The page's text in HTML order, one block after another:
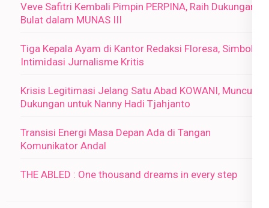
Veve Safitri Kembali Pimpin PERPINA, Raih Dukungan
Bulat dalam MUNAS III
Tiga Kepala Ayam di Kantor Redaksi Floresa, Simbol
Intimidasi Jurnalisme Kritis
Krisis Legitimasi Jelang Satu Abad KOWANI, Muncul
Dukungan untuk Nanny Hadi Tjahjanto
Transisi Energi Masa Depan Ada di Tangan
Komunikator Andal
THE ABLED : One thousand dreams in every step